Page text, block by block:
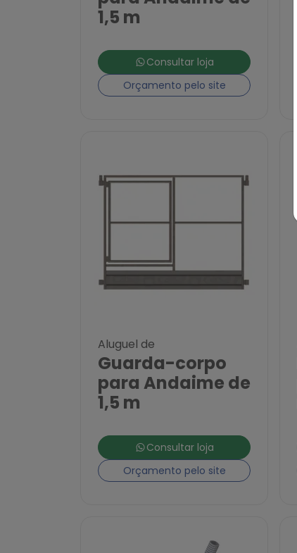
1,5 m
Consultar loja
Orçamento pelo site
Aluguel de
Guarda-corpo
para Andaime de
1,5 m
Consultar loja
Orçamento pelo site